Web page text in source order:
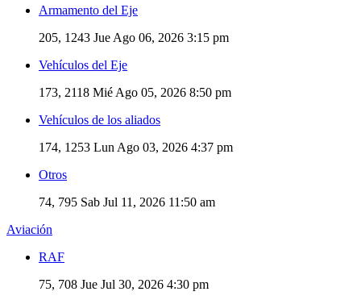
Armamento del Eje
205, 1243 Jue Ago 06, 2026 3:15 pm
Vehículos del Eje
173, 2118 Mié Ago 05, 2026 8:50 pm
Vehículos de los aliados
174, 1253 Lun Ago 03, 2026 4:37 pm
Otros
74, 795 Sab Jul 11, 2026 11:50 am
Aviación
RAF
75, 708 Jue Jul 30, 2026 4:30 pm